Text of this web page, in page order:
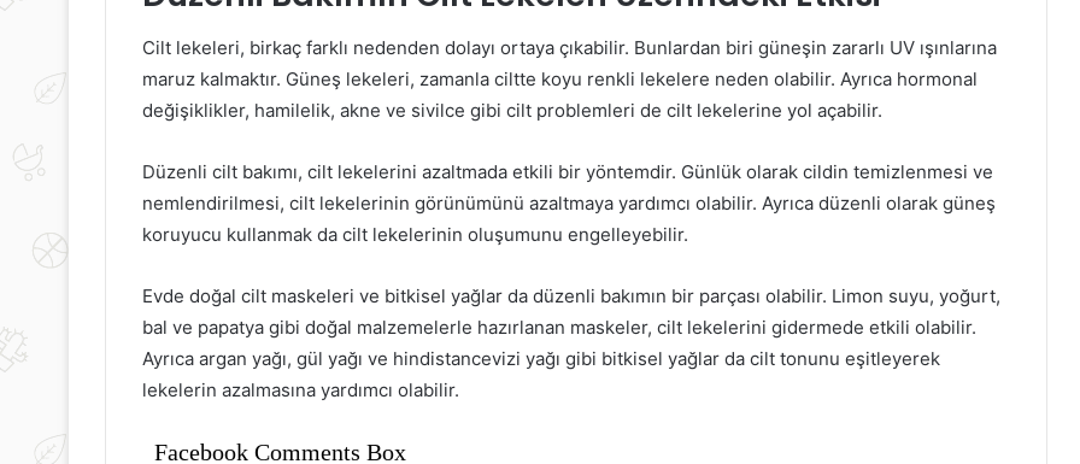
Cilt lekeleri, birkaç farklı nedenden dolayı ortaya çıkabilir. Bunlardan biri güneşin zararlı UV ışınlarına
maruz kalmaktır. Güneş lekeleri, zamanla ciltte koyu renkli lekelere neden olabilir. Ayrıca hormonal
değişiklikler, hamilelik, akne ve sivilce gibi cilt problemleri de cilt lekelerine yol açabilir.
Düzenli cilt bakımı, cilt lekelerini azaltmada etkili bir yöntemdir. Günlük olarak cildin temizlenmesi ve
nemlendirilmesi, cilt lekelerinin görünümünü azaltmaya yardımcı olabilir. Ayrıca düzenli olarak güneş
koruyucu kullanmak da cilt lekelerinin oluşumunu engelleyebilir.
Evde doğal cilt maskeleri ve bitkisel yağlar da düzenli bakımın bir parçası olabilir. Limon suyu, yoğurt,
bal ve papatya gibi doğal malzemelerle hazırlanan maskeler, cilt lekelerini gidermede etkili olabilir.
Ayrıca argan yağı, gül yağı ve hindistancevizi yağı gibi bitkisel yağlar da cilt tonunu eşitleyerek
lekelerin azalmasına yardımcı olabilir.
Facebook Comments Box
Kilo Verme Sürecinde Süper Gıdalar